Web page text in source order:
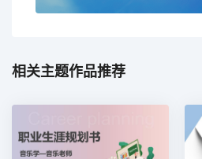
相关主题作品推荐